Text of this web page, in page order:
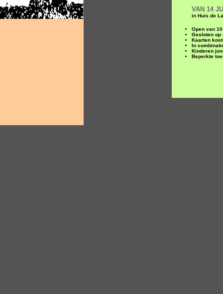
VAN 14
in Huis de
Open van
Gesloten op
Kaarten
In
Kinderen
Beperkte